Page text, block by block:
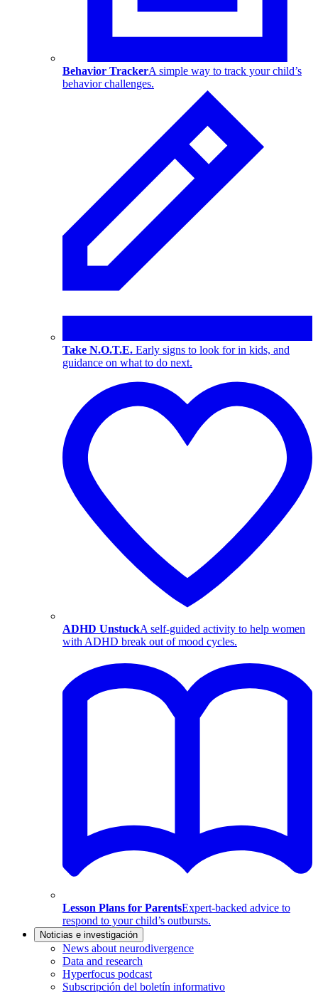
Behavior TrackerA simple way to track your child’s
behavior challenges.
Take N.O.T.E. Early signs to look for in kids, and
guidance on what to do next.
ADHD UnstuckA self-guided activity to help women
with ADHD break out of mood cycles.
Lesson Plans for ParentsExpert-backed advice to
respond to your child’s outbursts.
Noticias e investigación
News about neurodivergence
Data and research
Hyperfocus podcast
Subscripción del boletín informativo